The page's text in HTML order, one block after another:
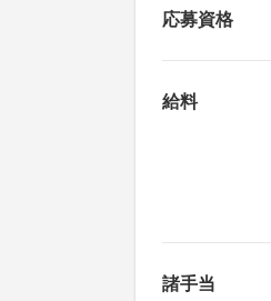
応募資格
給料
諸手当